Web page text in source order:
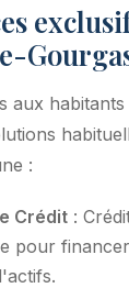
aux
:
Crédit :
pour